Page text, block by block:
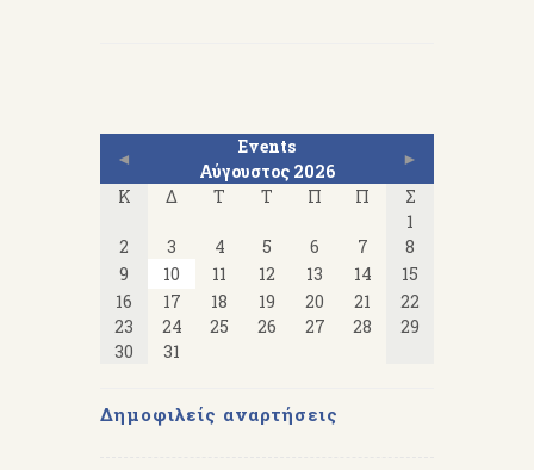
◄
Events
Αύγουστος 2026
►
Κ
Δ Τ Τ Π Π
Σ
1
2
3 4 5 6 7
8
9
10 11 12 13 14
15
16
17 18 19 20 21
22
23
24 25 26 27 28
29
30
31
Δημοφιλείς αναρτήσεις